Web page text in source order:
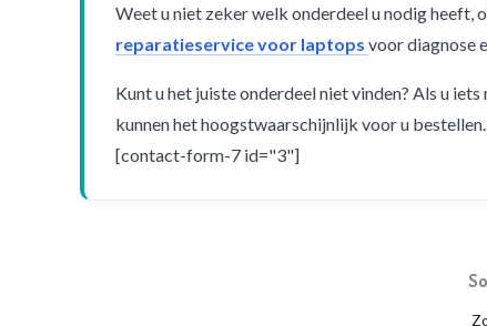
Weet u niet zeker welk onderdeel u nodig heeft,
reparatieservice voor laptops voor diagnose
Kunt u het juiste onderdeel niet vinden? Als u
kunnen het hoogstwaarschijnlijk voor u bestellen.
[contact-form-7 id="3"]